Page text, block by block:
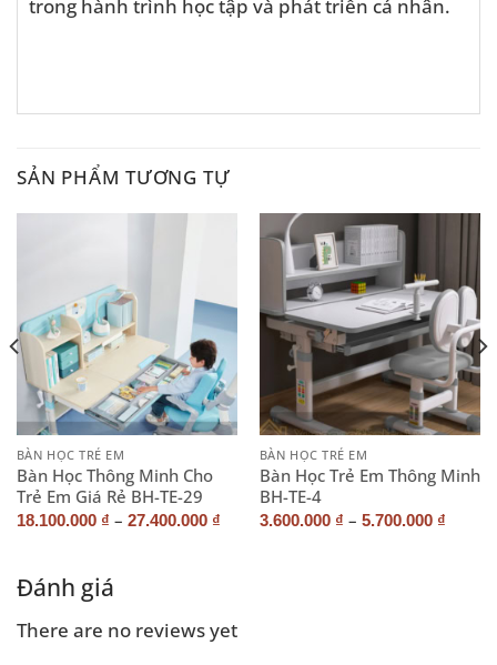
trong hành trình học tập và phát triển cá nhân.
SẢN PHẨM TƯƠNG TỰ
BÀN HỌC TRẺ EM
Bàn Học Thông Minh Cho
Trẻ Em Giá Rẻ BH-TE-29
18.100.000 ₫ – 27.400.000 ₫
BÀN HỌC TRẺ EM
Bàn Học Trẻ Em Thông Minh
BH-TE-4
3.600.000 ₫ – 5.700.000 ₫
Đánh giá
There are no reviews yet